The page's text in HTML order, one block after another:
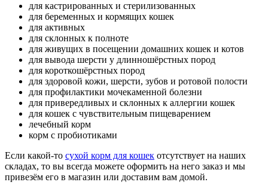
для кастрированных и стерилизованных
для беременных и кормящих кошек
для активных
для склонных к полноте
для живущих в посещении домашних кошек и котов
для вывода шерсти у длинношёрстных пород
для короткошёрстных пород
для здоровой кожи, шерсти, зубов и ротовой полости
для профилактики мочекаменной болезни
для привередливых и склонных к аллергии кошек
для кошек с чувствительным пищеварением
лечебный корм
корм с пробиотиками
Если какой-то сухой корм для кошек отсутствует на наших
складах, то вы всегда можете оформить на него заказ и мы
привезём его в магазин или доставим вам домой.